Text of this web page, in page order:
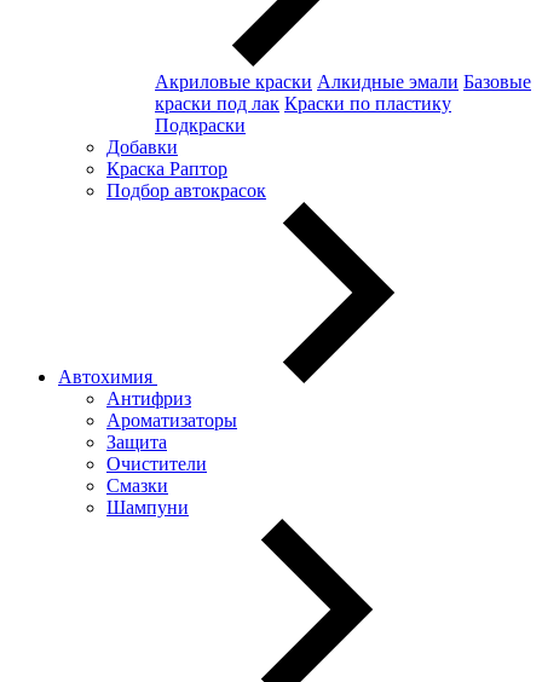
Акриловые краски Алкидные эмали Базовые
краски под лак Краски по пластику
Подкраски
Добавки
Краска Раптор
Подбор автокрасок
Автохимия
Антифриз
Ароматизаторы
Защита
Очистители
Смазки
Шампуни